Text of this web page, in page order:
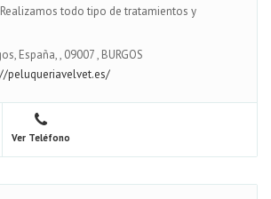
todo tipo de tratamientos y
España,, 09007, BURGOS
peluqueriavelvet.es/
Ver Teléfono